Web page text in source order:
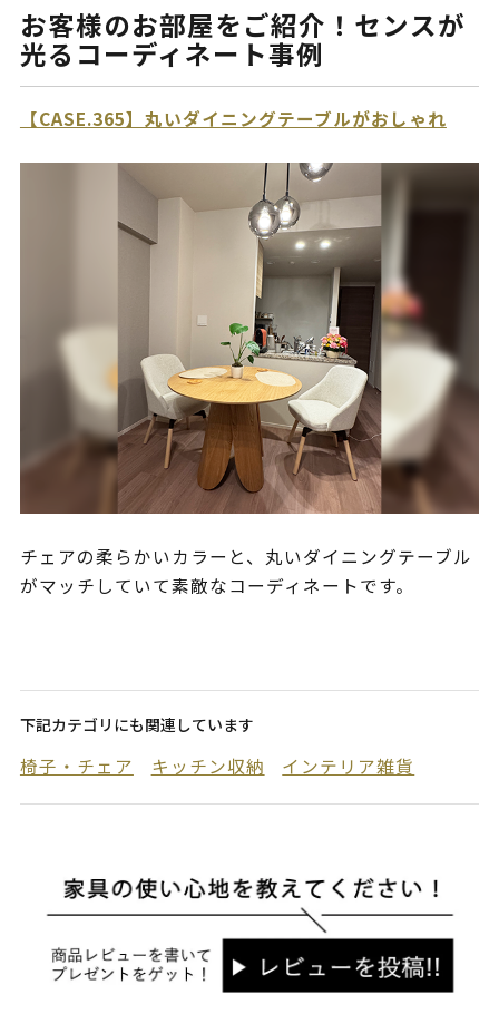
お客様のお部屋をご紹介！センスが
光るコーディネート事例
【CASE.365】丸いダイニングテーブルがおしゃれ
チェアの柔らかいカラーと、丸いダイニングテーブル
がマッチしていて素敵なコーディネートです。
下記カテゴリにも関連しています
椅子・チェア キッチン収納 インテリア雑貨